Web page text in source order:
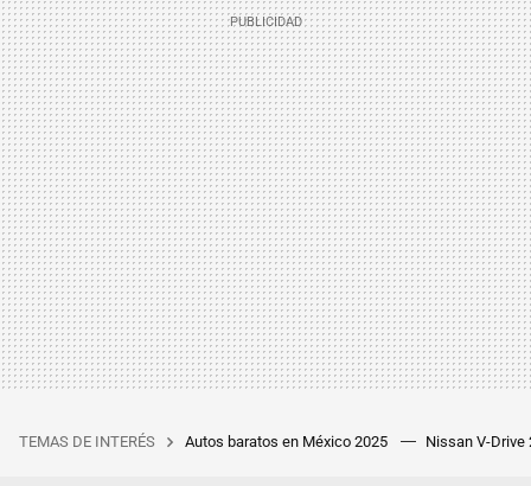
TEMAS DE INTERÉS Autos baratos en México 2025 Nissan V-Drive